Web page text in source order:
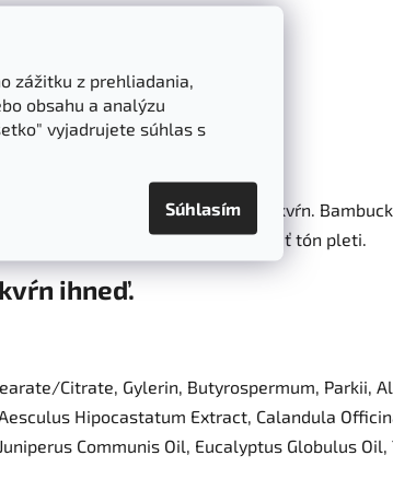
zážitku z prehliadania,
obsahu a analýzu
vyjadrujete súhlas s
Súhlasím
na redukciu pigmentových škvŕn.
nevzhľadné chyby pleti a zjednotiť tón pleti.
ihneď.
Citrate, Gylerin, Butyrospermum, Parkii,
Hipocastatum Extract, Calandula
Communis Oil, Eucalyptus Globulus